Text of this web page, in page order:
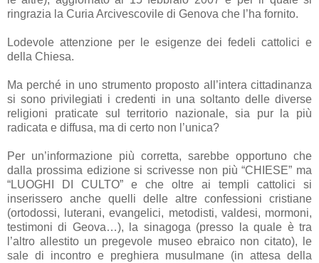
ringrazia la Curia Arcivescovile di Genova che l’ha fornito.
Lodevole attenzione per le esigenze dei fedeli cattolici e
della Chiesa.
Ma perché in uno strumento proposto all’intera cittadinanza
si sono privilegiati i credenti in una soltanto delle diverse
religioni praticate sul territorio nazionale, sia pur la più
radicata e diffusa, ma di certo non l’unica?
Per un’informazione più corretta, sarebbe opportuno che
dalla prossima edizione si scrivesse non più “CHIESE” ma
“LUOGHI DI CULTO” e che oltre ai templi cattolici si
inserissero anche quelli delle altre confessioni cristiane
(ortodossi, luterani, evangelici, metodisti, valdesi, mormoni,
testimoni di Geova…), la sinagoga (presso la quale è tra
l’altro allestito un pregevole museo ebraico non citato), le
sale di incontro e preghiera musulmane (in attesa della